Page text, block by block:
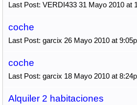
Last Post: VERDI433 31 Mayo 2010 at
coche
Last Post: garcix 26 Mayo 2010 at
coche
Last Post: garcix 18 Mayo 2010 at
Alquiler 2 habitaciones